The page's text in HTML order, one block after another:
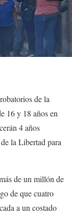
de la
16 y 18 años en
4 años
la Libertad para
de un millón de
de que cuatro
a un costado